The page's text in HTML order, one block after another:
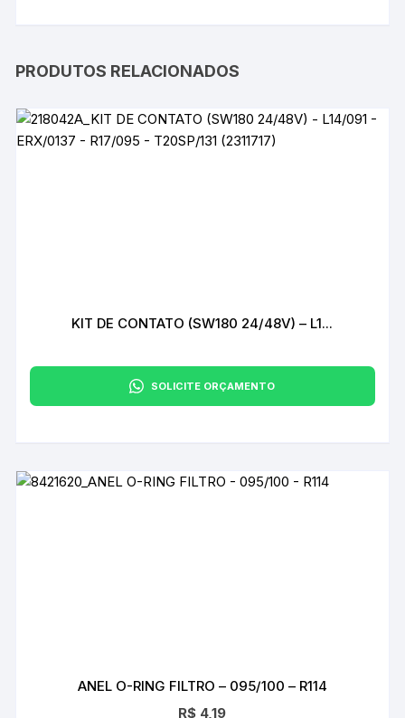
PRODUTOS RELACIONADOS
KIT DE CONTATO (SW180 24/48V) – L1...
SOLICITE ORÇAMENTO
ANEL O-RING FILTRO – 095/100 – R114
R$ 4,19